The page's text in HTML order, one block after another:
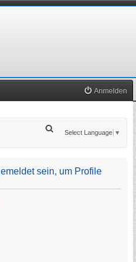
Anmelden
Select Language ▼
sein, um Profile